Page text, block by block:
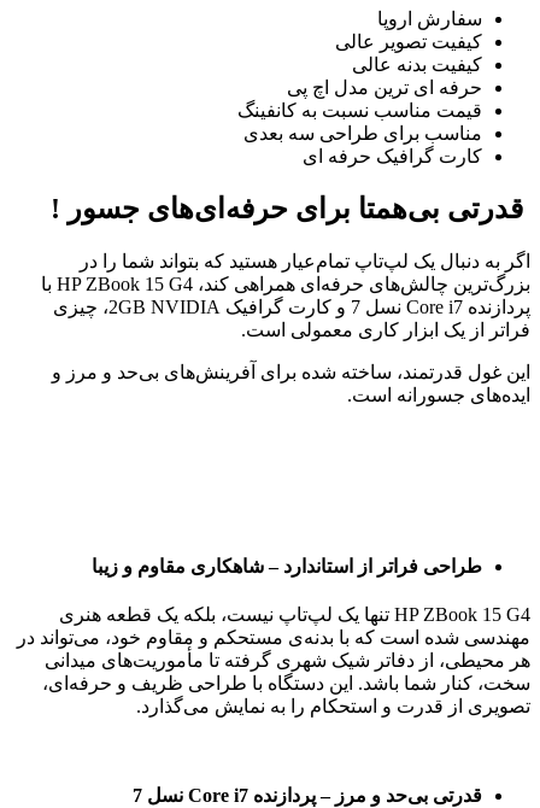
سفارش اروپا
کیفیت تصویر عالی
کیفیت بدنه عالی
حرفه ای ترین مدل اچ پی
قیمت مناسب نسبت به کانفینگ
مناسب برای طراحی سه بعدی
کارت گرافیک حرفه ای
قدرتی بی‌همتا برای حرفه‌ای‌های جسور !
اگر به دنبال یک لپ‌تاپ تمام‌عیار هستید که بتواند شما را در
بزرگ‌ترین چالش‌های حرفه‌ای همراهی کند، HP ZBook 15 G4 با
پردازنده Core i7 نسل 7 و کارت گرافیک 2GB NVIDIA، چیزی
فراتر از یک ابزار کاری معمولی است.
این غول قدرتمند، ساخته شده برای آفرینش‌های بی‌حد و مرز و
ایده‌های جسورانه است.
طراحی فراتر از استاندارد – شاهکاری مقاوم و زیبا
HP ZBook 15 G4 تنها یک لپ‌تاپ نیست، بلکه یک قطعه هنری
مهندسی شده است که با بدنه‌ی مستحکم و مقاوم خود، می‌تواند در
هر محیطی، از دفاتر شیک شهری گرفته تا مأموریت‌های میدانی
سخت، کنار شما باشد. این دستگاه با طراحی ظریف و حرفه‌ای،
تصویری از قدرت و استحکام را به نمایش می‌گذارد.
قدرتی بی‌حد و مرز – پردازنده Core i7 نسل 7